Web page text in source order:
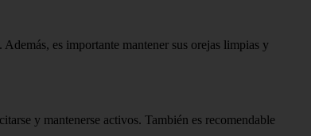
es importante mantener sus orejas limpias y
y mantenerse activos. También es recomendable